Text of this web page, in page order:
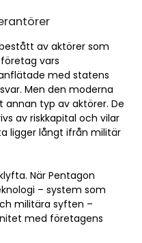
av aktörer som
vars
med statens
Men den moderna
annan typ av aktörer. De
av riskkapital och vilar
ligger långt ifrån militär
När Pentagon
– system som
militära syften –
med företagens